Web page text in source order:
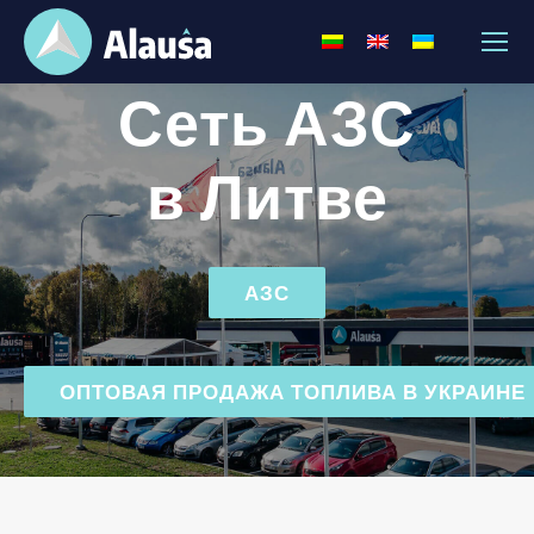
Сеть АЗС
в Литве
АЗС
ОПТОВАЯ ПРОДАЖА ТОПЛИВА В УКРАИНЕ